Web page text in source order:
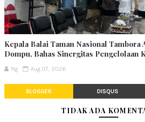
Kepala Balai Taman Nasional Tambora
Dompu, Bahas Sinergitas Pengelolaan
Ng Aug 07, 2026
BLOGGER DISQUS
TIDAK ADA